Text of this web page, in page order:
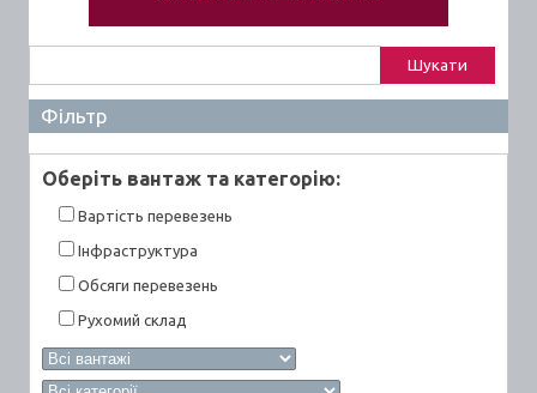
Фільтр
Оберiть вантаж та категорiю:
Вартiсть перевезень
Інфраструктура
Обсяги перевезень
Рухомий склад